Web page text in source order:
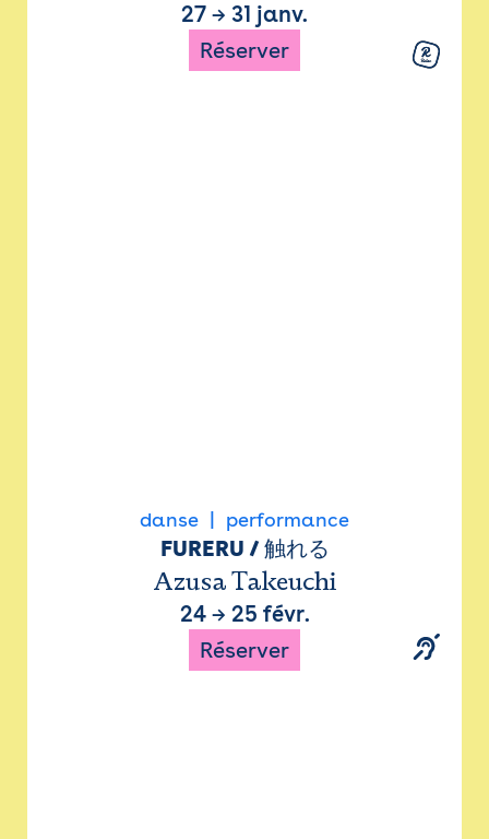
27 → 31 janv.
Réserver
danse performance
FURERU / 触れる
Azusa Takeuchi
24→ 25 févr.
Réserver